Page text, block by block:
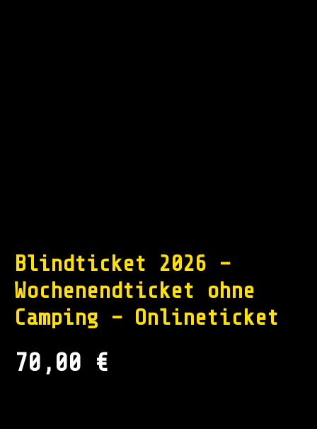
Blindticket 2026 –
Wochenendticket ohne
Camping – Onlineticket
70,00 €